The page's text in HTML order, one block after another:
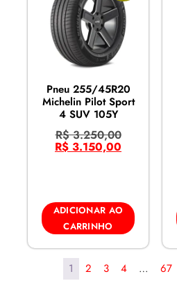
Pneu 255/45R20
Michelin Pilot Sport
4 SUV 105Y
R$3.250,00
R$ 3.150,00
ADICIONAR AO
CARRINHO
1 2 3 4 … 67